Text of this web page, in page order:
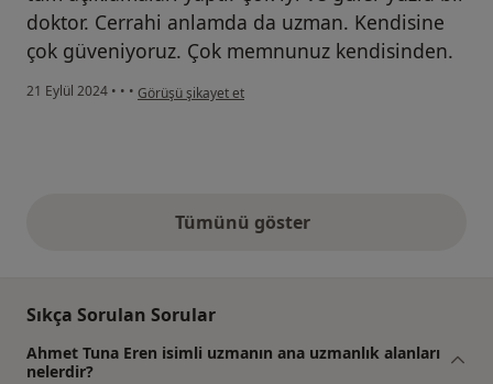
doktor. Cerrahi anlamda da uzman. Kendisine
çok güveniyoruz. Çok memnunuz kendisinden.
21 Eylül 2024 • • • kullanıcının görüşüne göre n....e
Görüşü şikayet et
Tümünü gösteryukarıdaki görüşler
Sıkça Sorulan Sorular
Ahmet Tuna Eren isimli uzmanın ana uzmanlık alanları
nelerdir?